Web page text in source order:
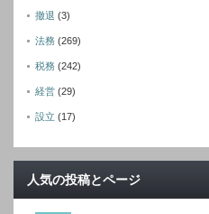
撤退 (3)
法務 (269)
税務 (242)
経営 (29)
設立 (17)
人気の投稿とページ